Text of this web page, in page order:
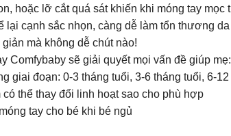
hoặc lỡ cắt quá sát khiến khi móng tay mọc
lại cạnh sắc nhọn, càng dễ làm tổn thương
mà không dễ chút nào!
Comfybaby sẽ giải quyết mọi vấn đề giúp mẹ:
giai đoạn: 0-3 tháng tuổi, 3-6 tháng tuổi, 6-
thể thay đổi linh hoạt sao cho phù hợp
tay cho bé khi bé ngủ